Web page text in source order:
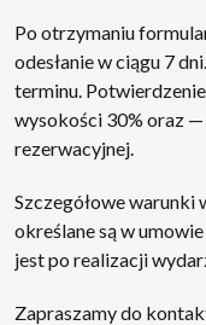
Po otrzymaniu
odesłanie w ciągu 7
terminu.
wysokości 30% oraz
rezerwacyjnej.
Szczegółowe warunki
określane są w
jest po realizacji
Zapraszamy do